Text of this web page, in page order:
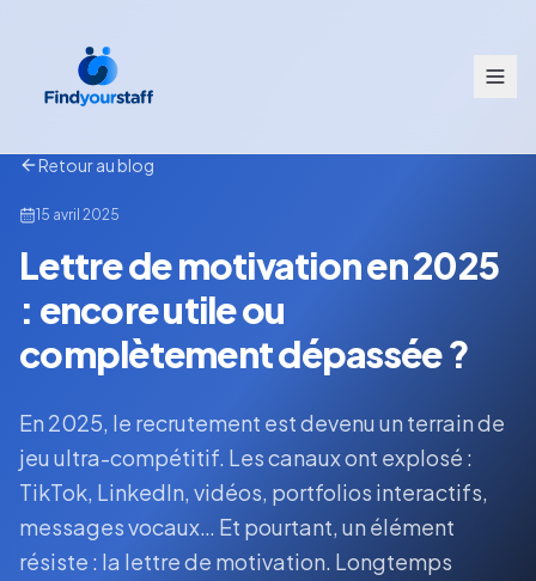
Retour au blog
15 avril 2025
Lettre de motivation en 2025
: encore utile ou
complètement dépassée ?
En 2025, le recrutement est devenu un terrain de
jeu ultra-compétitif. Les canaux ont explosé :
TikTok, LinkedIn, vidéos, portfolios interactifs,
messages vocaux… Et pourtant, un élément
résiste : la lettre de motivation. Longtemps